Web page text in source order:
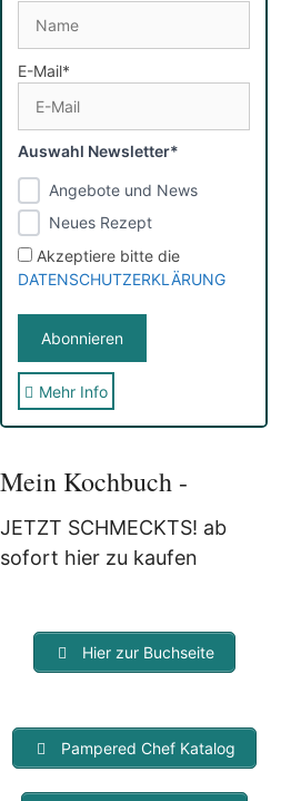
E-Mail*
Auswahl Newsletter*
Angebote und News
Neues Rezept
Akzeptiere bitte die
DATENSCHUTZERKLÄRUNG
Sie erhalten nach der
Mit der Nutzung dieses
der Speicherung und
Verarbeitung Deiner Daten
werdenNICHTan Dritte
weitergegeben und dienen nur
für diesen Service!
Mehr Info
Mein Kochbuch -
JETZT SCHMECKTS! ab
sofort hier zu kaufen
Hier zur Buchseite
Pampered Chef Katalog